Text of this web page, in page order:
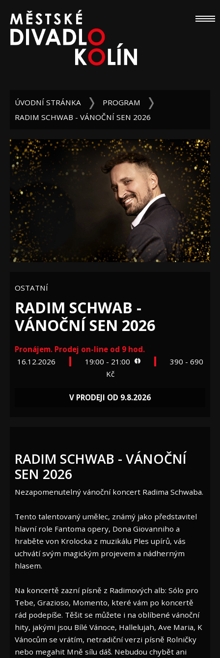
ÚVODNÍ STRÁNKA
PROGRAM
RADIM SCHWAB - VÁNOČNÍ SEN 2026
OSTATNÍ
RADIM SCHWAB -
VÁNOČNÍ SEN 2026
Pronájem. Prodej on-line od 9 hod.
16.12.2026
19:00 - 21:00
390 - 690
Kč
V PRODEJI OD 9.8.2026
RADIM SCHWAB - VÁNOČNÍ
SEN 2026
Nezapomenutelný vánoční koncert Radima Schwaba.
Tento talentovaný umělec, známý jako představitel
hlavní role Fantoma opery, Dona Giovanniho a
hraběte von Krolocka z muzikálu Ples upírů, vás
uchvátí svým magickým projevem a nádherným
hlasem.
Na koncertě zazní písně z Radimových alb: Sólo pro
Tebe, Grazioso, Momento, které vám po koncertě
rád podepíše. Těšit se můžete i na oblíbené vánoční
hity, jakými jsou Bílé Vánoce, Hallelujah, Ave Maria, K
Vánocům se vrátím, netradiční verzi písně Rolničky
nebo megahit Mně sílu dáš. Nebudou chybět ani